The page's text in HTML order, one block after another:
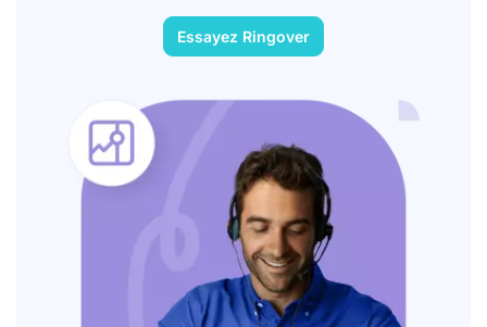
Essayez Ringover